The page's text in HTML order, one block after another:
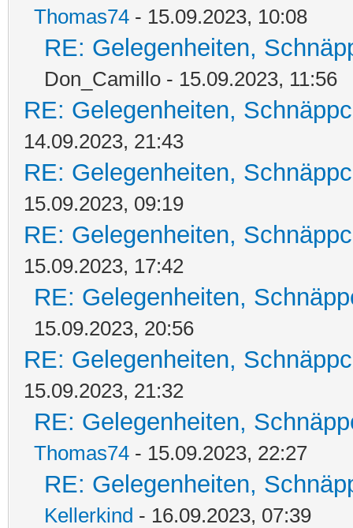
Thomas74 - 15.09.2023, 10:08
RE: Gelegenheiten,
Don_Camillo - 15.09.2023, 11:56
RE: Gelegenheiten,
14.09.2023, 21:43
RE: Gelegenheiten,
15.09.2023, 09:19
RE: Gelegenheiten,
15.09.2023, 17:42
RE: Gelegenheiten,
15.09.2023, 20:56
RE: Gelegenheiten,
15.09.2023, 21:32
RE: Gelegenheiten,
Thomas74 - 15.09.2023, 22:27
RE: Gelegenheiten,
Kellerkind - 16.09.2023, 07:39